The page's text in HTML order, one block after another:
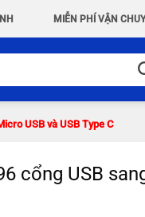
MIỄN PHÍ VẬN
USB và USB Type C
cổng USB